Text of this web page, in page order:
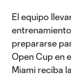
El equipo
prepararse
Open Cup en
Miami reciba